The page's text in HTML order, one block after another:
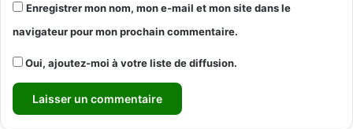
Enregistrer mon nom, mon e-mail et mon site dans le
navigateur pour mon prochain commentaire.
Oui, ajoutez-moi à votre liste de diffusion.